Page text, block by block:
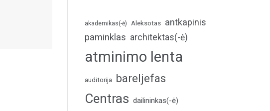
akademikas(-ė) Aleksotas antkapinis
paminklas architektas(-ė)
atminimo lenta
auditorija bareljefas
Centras dailininkas(-ė)